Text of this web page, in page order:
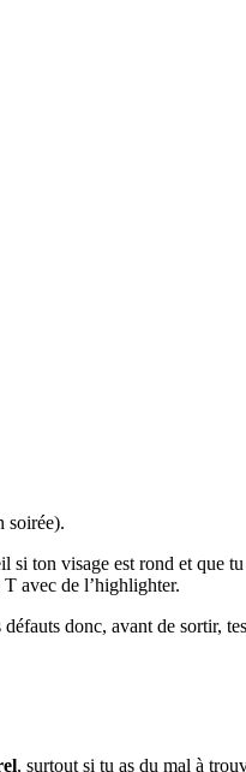
soirée).
ton visage est rond et que
avec de l’highlighter.
donc, avant de sortir,
, surtout si tu as du mal à